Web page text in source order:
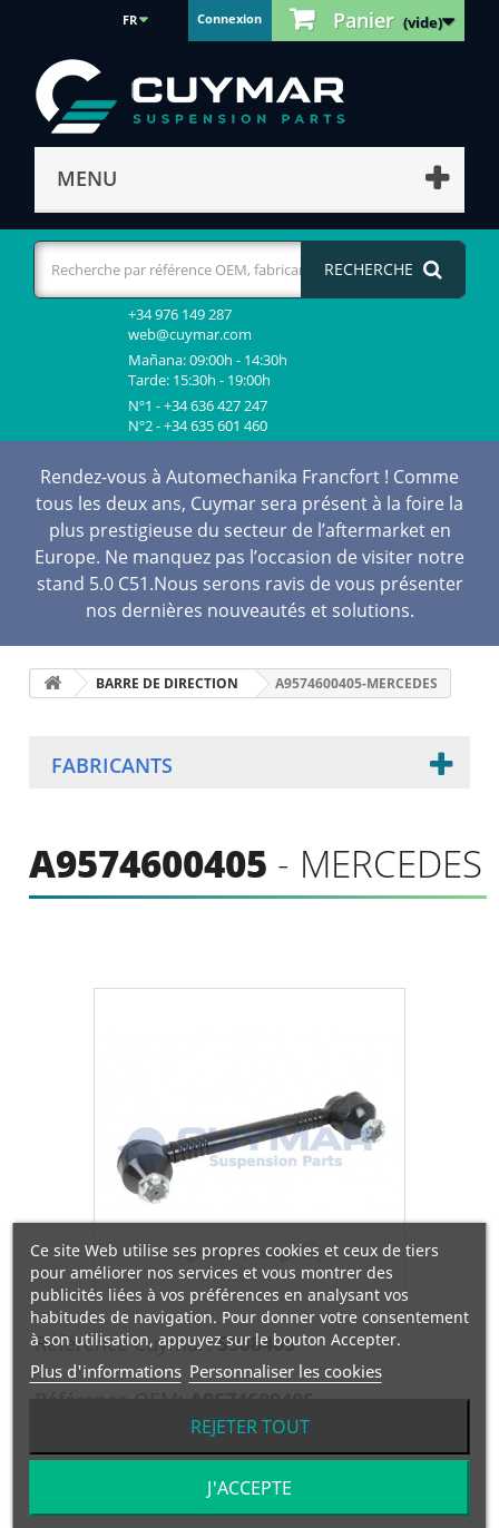
Panier (vide)
Connexion
FR
MENU
RECHERCHE
+34 976 149 287
web@cuymar.com
Mañana: 09:00h - 14:30h
Tarde: 15:30h - 19:00h
Nº1 - +34 636 427 247
Nº2 - +34 635 601 460
Rendez-vous à Automechanika Francfort ! Comme
tous les deux ans, Cuymar sera présent à la foire la
plus prestigieuse du secteur de l’aftermarket en
Europe. Ne manquez pas l’occasion de visiter notre
stand 5.0 C51.Nous serons ravis de vous présenter
nos dernières nouveautés et solutions.
BARRE DE DIRECTION A9574600405-MERCEDES
FABRICANTS
A9574600405 - MERCEDES
Agrandir l'image
Référence Cuymar: 5908405
MERCEDES
Ce site Web utilise ses propres cookies et ceux de tiers
pour améliorer nos services et vous montrer des
publicités liées à vos préférences en analysant vos
habitudes de navigation. Pour donner votre consentement
à son utilisation, appuyez sur le bouton Accepter.
Plus d'informations Personnaliser les cookies
REJETER TOUT
J'ACCEPTE